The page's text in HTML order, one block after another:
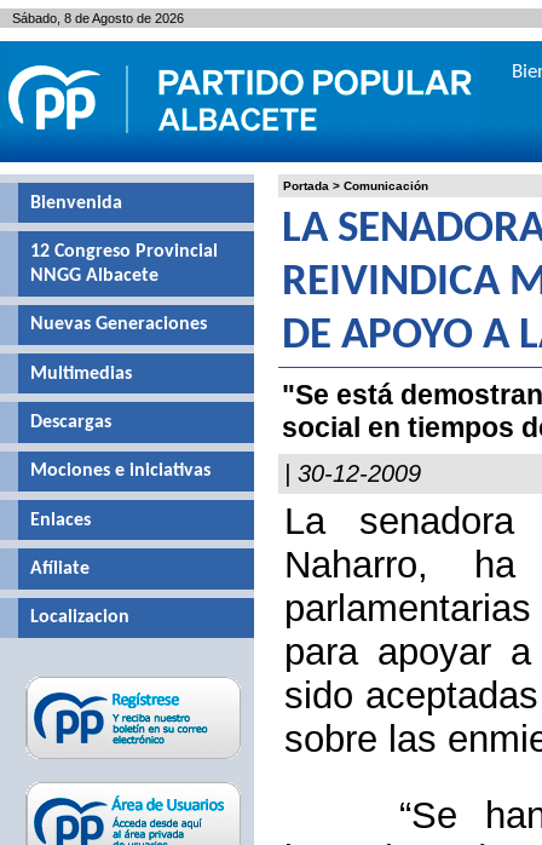
Portada > Comunicación
LA
REIVINDICA
DE APOYO A
"Se está
social en tiempos
| 30-12-2009
La
Naharro,
para apoyar
sido
sobre las
“Se han
Bienvenida
12 Congreso Provincial
NNGG Albacete
Nuevas Generaciones
Multimedias
Descargas
Mociones e iniciativas
Enlaces
Afíliate
Localizacion
Sábado, 8 de Agosto de 2026